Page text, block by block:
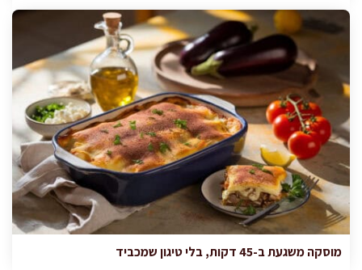
מוסקה משגעת ב-45 דקות, בלי טיגון שמכביד